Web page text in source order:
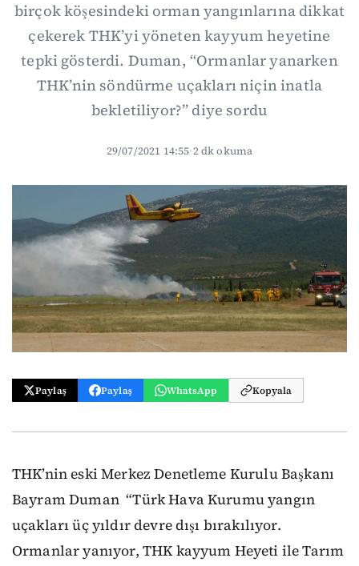
birçok köşesindeki orman yangınlarına dikkat
çekerek THK’yi yöneten kayyum heyetine
tepki gösterdi. Duman, “Ormanlar yanarken
THK’nin söndürme uçakları niçin inatla
bekletiliyor?” diye sordu
29/07/2021 14:55·2 dk okuma
Paylaş Paylaş WhatsApp Kopyala
THK’nin eski Merkez Denetleme Kurulu Başkanı
Bayram Duman “Türk Hava Kurumu yangın
uçakları üç yıldır devre dışı bırakılıyor.
Ormanlar yanıyor, THK kayyum Heyeti ile Tarım